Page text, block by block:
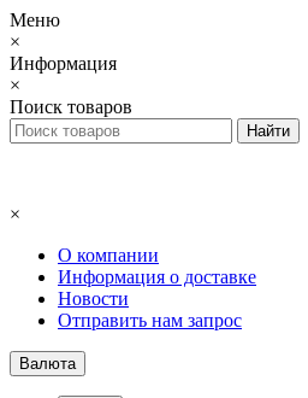
Меню
×
Информация
×
Поиск товаров
×
О компании
Информация о доставке
Новости
Отправить нам запрос
Валюта